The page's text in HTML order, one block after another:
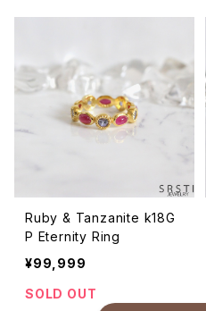
Ruby & Tanzanite k18G
P Eternity Ring
¥99,999
SOLD OUT